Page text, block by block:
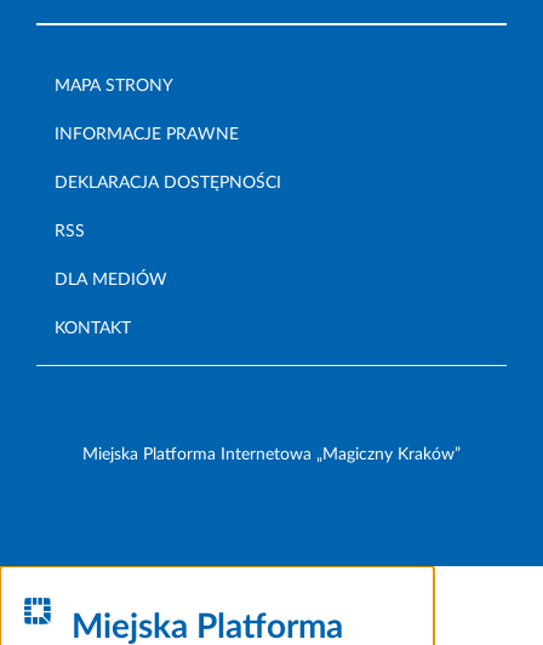
MAPA STRONY
INFORMACJE PRAWNE
DEKLARACJA DOSTĘPNOŚCI
RSS
DLA MEDIÓW
KONTAKT
Miejska Platforma Internetowa „Magiczny Kraków”
Miejska Platforma